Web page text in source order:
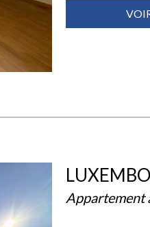
Appartement